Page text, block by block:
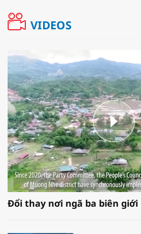
VIDEOS
Đổi thay nơi ngã ba biên